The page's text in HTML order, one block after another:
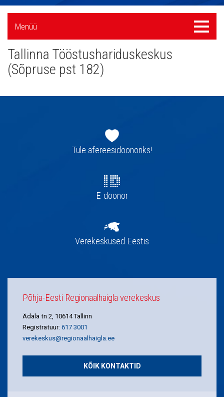
Külgpaani
navigatsioon
Menüü
Menüü
Tallinna Tööstushariduskeskus
(Sõpruse pst 182)
navigatsioonTule afereesidoonoriks!
E-doonor
Verekeskused Eestis
Põhja-Eesti Regionaalhaigla verekeskus
Ädala tn 2, 10614 Tallinn
Registratuur: 617 3001
verekeskus@regionaalhaigla.ee
KÕIK KONTAKTID